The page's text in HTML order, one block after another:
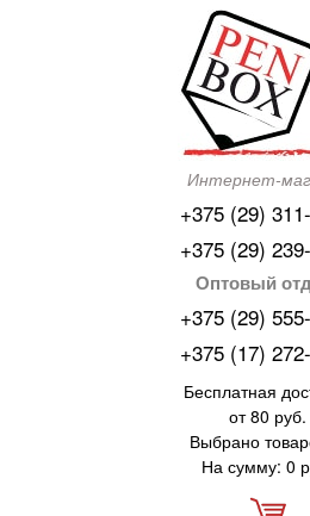
Интернет-
+375 (29)
+375 (29)
Оптовый
+375 (29)
+375 (17)
Бесплатная
от 80 руб.
Выбрано
На сумму: 0